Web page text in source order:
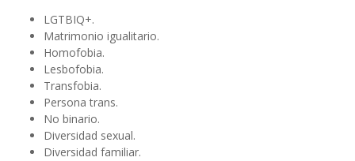
LGTBIQ+.
Matrimonio igualitario.
Homofobia.
Lesbofobia.
Transfobia.
Persona trans.
No binario.
Diversidad sexual.
Diversidad familiar.